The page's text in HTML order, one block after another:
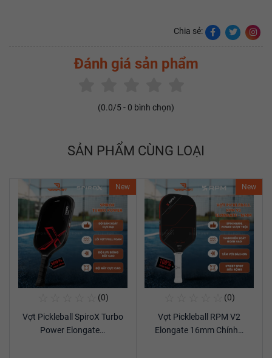
Chia sẻ:
Đánh giá sản phẩm
(0.0/5 - 0 bình chọn)
SẢN PHẨM CÙNG LOẠI
New
Xem chi tiết
(0)
Vợt Pickleball SpiroX Turbo
Power Elongate…
New
(0)
Vợt Pickleball RPM V2
Elongate 16mm Chính…